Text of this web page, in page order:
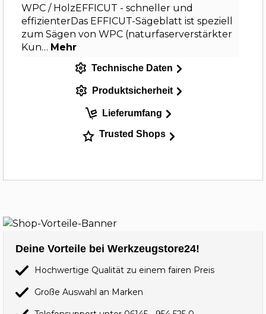
WPC / HolzEFFICUT - schneller und
effizienterDas EFFICUT-Sägeblatt ist speziell
zum Sägen von WPC (naturfaserverstärkter
Kun… Mehr
Technische Daten
Produktsicherheit
Lieferumfang
Trusted Shops
Deine Vorteile bei Werkzeugstore24!
Hochwertige Qualität zu einem fairen Preis
Große Auswahl an Marken